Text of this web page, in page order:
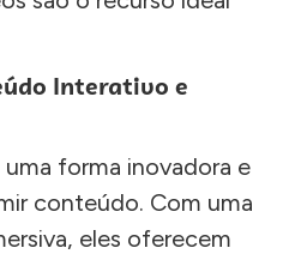
Interativo e
uma forma inovadora e
conteúdo. Com uma
eles oferecem